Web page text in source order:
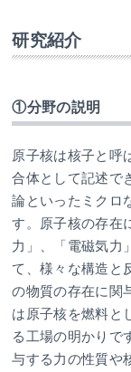
研究紹介
①分野の説明
原子核は核子と呼
合体として記述で
論といったミクロ
す。原子核の存在
力」、「電磁気力
て、様々な構造と
の物質の存在に関
は原子核を燃料と
る工場の明かりで
与する力の性質や